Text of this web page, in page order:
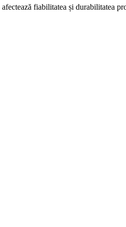
fiabilitatea și durabilitatea